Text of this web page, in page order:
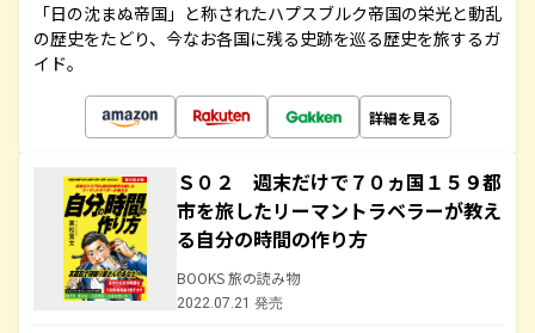
「日の沈まぬ帝国」と称されたハプスブルク帝国の栄光と動乱
の歴史をたどり、今なお各国に残る史跡を巡る歴史を旅するガ
イド。
詳細を見る
Ｓ０２ 週末だけで７０ヵ国１５９都
市を旅したリーマントラベラーが教え
る自分の時間の作り方
BOOKS 旅の読み物
2022.07.21 発売